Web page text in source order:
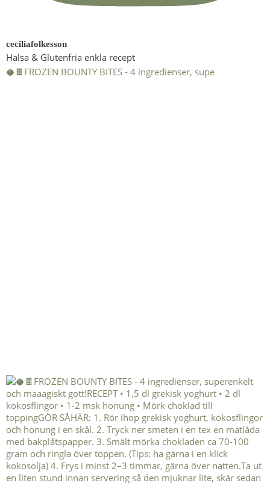
ceciliafolkesson
Hälsa & Glutenfria enkla recept
🥥🍫FROZEN BOUNTY BITES - 4 ingredienser, supe